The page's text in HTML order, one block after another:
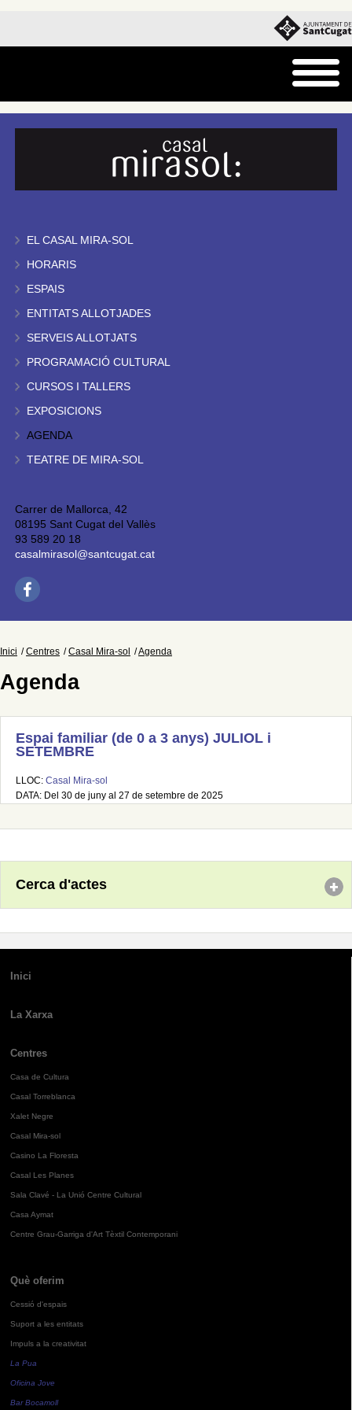
EL CASAL MIRA-SOL
HORARIS
ESPAIS
ENTITATS ALLOTJADES
SERVEIS ALLOTJATS
PROGRAMACIÓ CULTURAL
CURSOS I TALLERS
EXPOSICIONS
AGENDA
TEATRE DE MIRA-SOL
Carrer de Mallorca, 42
08195 Sant Cugat del Vallès
93 589 20 18
casalmirasol@santcugat.cat
Inici Centres Casal Mira-sol Agenda
Agenda
Espai familiar (de 0 a 3 anys) JULIOL i
SETEMBRE
LLOC: Casal Mira-sol
DATA: Del 30 de juny al 27 de setembre de 2025
Cerca d'actes
Inici
La Xarxa
Centres
Casa de Cultura
Casal Torreblanca
Xalet Negre
Casal Mira-sol
Casino La Floresta
Casal Les Planes
Sala Clavé - La Unió Centre Cultural
Casa Aymat
Centre Grau-Garriga d'Art Tèxtil Contemporani
Què oferim
Cessió d'espais
Suport a les entitats
Impuls a la creativitat
La Pua
Oficina Jove
Bar Bocamoll